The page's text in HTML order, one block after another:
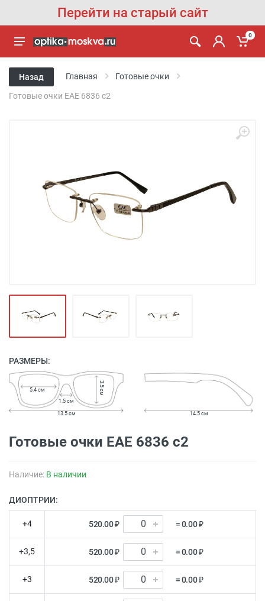
Перейти на старый сайт
0
Назад Главная Готовые очки
Готовые очки EAE 6836 c2
РАЗМЕРЫ:
1.5 см
5.4 см 3.5 см
13.5 см 14.5 см
Готовые очки EAE 6836 c2
Наличие: В наличии
ДИОПТРИИ:
+4 520.00 ₽ = 0.00 ₽
+3,5 520.00 ₽ = 0.00 ₽
+3 520.00 ₽ = 0.00 ₽